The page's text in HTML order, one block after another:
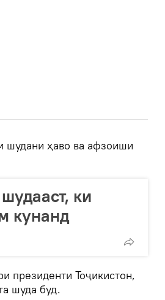
шудани ҳаво ва афзоиши
ки
кунанд
президенти Тоҷикистон,
шуда буд.